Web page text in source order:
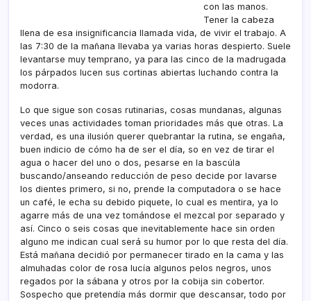
con las manos.
Tener la cabeza
llena de esa insignificancia llamada vida, de vivir el trabajo. A
las 7:30 de la mañana llevaba ya varias horas despierto. Suele
levantarse muy temprano, ya para las cinco de la madrugada
los párpados lucen sus cortinas abiertas luchando contra la
modorra.
Lo que sigue son cosas rutinarias, cosas mundanas, algunas
veces unas actividades toman prioridades más que otras. La
verdad, es una ilusión querer quebrantar la rutina, se engaña,
buen indicio de cómo ha de ser el dí­a, so en vez de tirar el
agua o hacer del uno o dos, pesarse en la bascúla
buscando/anseando reducción de peso decide por lavarse
los dientes primero, si no, prende la computadora o se hace
un café, le echa su debido piquete, lo cual es mentira, ya lo
agarre más de una vez tomándose el mezcal por separado y
así­. Cinco o seis cosas que inevitablemente hace sin orden
alguno me indican cual será su humor por lo que resta del dí­a.
Está mañana decidió por permanecer tirado en la cama y las
almuhadas color de rosa lucí­a algunos pelos negros, unos
regados por la sábana y otros por la cobija sin cobertor.
Sospecho que pretendí­a más dormir que descansar, todo por